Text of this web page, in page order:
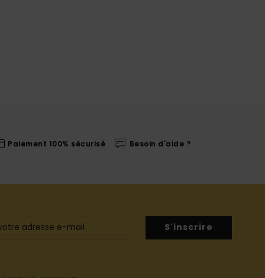
Paiement 100% sécurisé Besoin d'aide ?
S'inscrire